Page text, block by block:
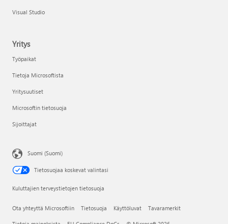
Visual Studio
Yritys
Työpaikat
Tietoja Microsoftista
Yritysuutiset
Microsoftin tietosuoja
Sijoittajat
Suomi (Suomi)
Tietosuojaa koskevat valintasi
Kuluttajien terveystietojen tietosuoja
Ota yhteyttä Microsoftiin Tietosuoja Käyttöluvat Tavaramerkit